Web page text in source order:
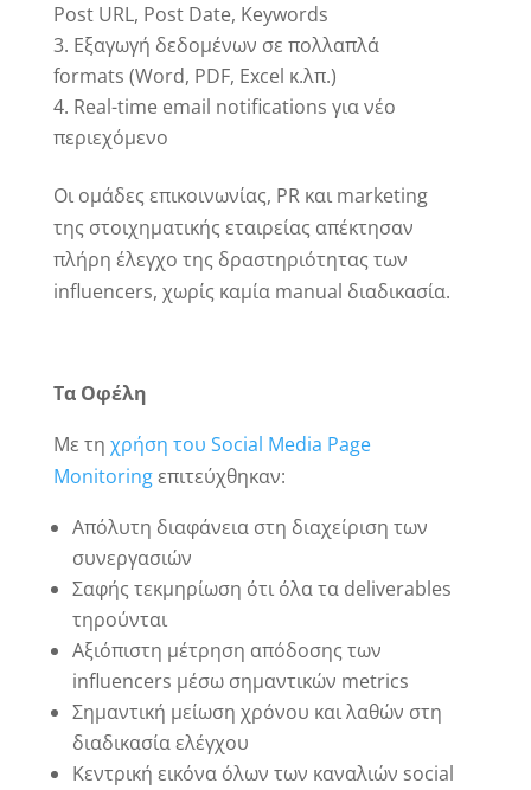
Post URL, Post Date, Keywords
Εξαγωγή δεδομένων σε πολλαπλά
formats (Word, PDF, Excel κ.λπ.)
Real-time email notifications για νέο
περιεχόμενο
Οι ομάδες επικοινωνίας, PR και marketing
της στοιχηματικής εταιρείας απέκτησαν
πλήρη έλεγχο της δραστηριότητας των
influencers, χωρίς καμία manual διαδικασία.
Τα Οφέλη
Με τη χρήση του Social Media Page
Monitoringεπιτεύχθηκαν:
Απόλυτη διαφάνεια στη διαχείριση των
συνεργασιών
Σαφής τεκμηρίωση ότι όλα τα deliverables
τηρούνται
Αξιόπιστη μέτρηση απόδοσης των
influencers μέσω σημαντικών metrics
Σημαντική μείωση χρόνου και λαθών στη
διαδικασία ελέγχου
Κεντρική εικόνα όλων των καναλιών social